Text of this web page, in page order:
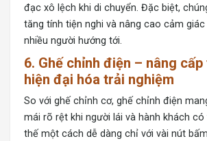
đạc xô lệch khi di chuyển. Đặc biệt,
tăng tính tiện nghi và nâng cao cảm giác
nhiều người hướng tới.
6. Ghế chỉnh điện – nâng
hiện đại hóa trải nghiệm
So với ghế chỉnh cơ, ghế chỉnh điện
mái rõ rệt khi người lái và hành khách
thế một cách dễ dàng chỉ với vài nút